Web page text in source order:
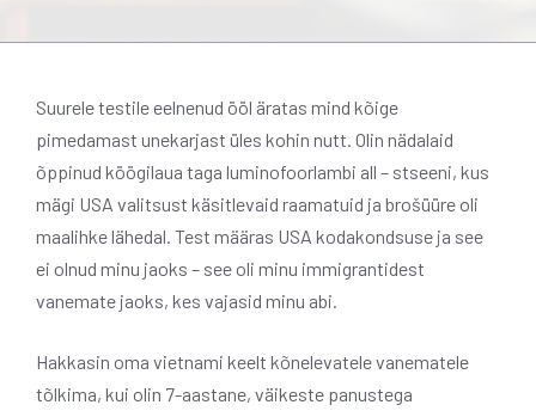
Suurele testile eelnenud ööl äratas mind kõige
pimedamast unekarjast üles kohin nutt. Olin nädalaid
õppinud köögilaua taga luminofoorlambi all – stseeni, kus
mägi USA valitsust käsitlevaid raamatuid ja brošüüre oli
maalihke lähedal. Test määras USA kodakondsuse ja see
ei olnud minu jaoks – see oli minu immigrantidest
vanemate jaoks, kes vajasid minu abi.
Hakkasin oma vietnami keelt kõnelevatele vanematele
tõlkima, kui olin 7-aastane, väikeste panustega